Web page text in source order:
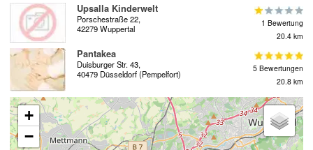
Upsalla Kinderwelt
Porschestraße 22,
42279 Wuppertal
1 Bewertung
20.4 km
Pantakea
Duisburger Str. 43,
40479 Düsseldorf (Pempelfort)
5 Bewertungen
20.8 km
+
−